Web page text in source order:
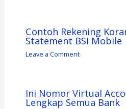
Contoh Rekening
Statement BSI Mobile
Leave a Comment
Ini Nomor Virtual
Lengkap Semua Bank